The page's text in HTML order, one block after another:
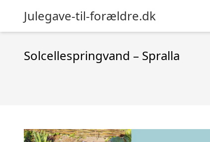
Julegave-til-forældre.dk
Solcellespringvand – Spralla